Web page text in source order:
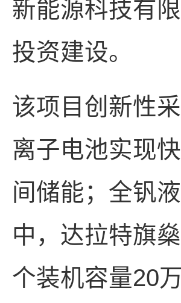
新能源科技有
投资建设。
该项目创新性
离子电池实现
间储能；全钒
中，达拉特旗
个装机容量20